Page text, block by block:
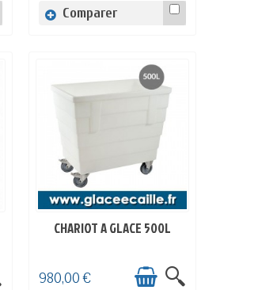
Comparer
EN STOCK
CHARIOT A GLACE 500L
980,00 €